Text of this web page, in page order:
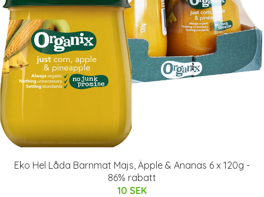
Eko Hel Låda Barnmat Majs, Äpple & Ananas 6 x 120g -
86% rabatt
10 SEK